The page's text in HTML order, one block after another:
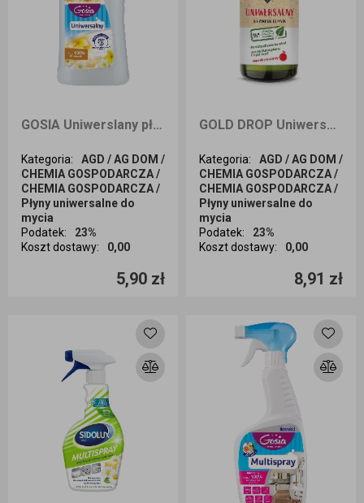
GOSIA Uniwerslany płyn do mycia powierzchni o zapachu mydła marsylskiego 1L
Kategoria:
AGD / AG DOM /
CHEMIA GOSPODARCZA /
CHEMIA GOSPODARCZA /
Płyny uniwersalne do
mycia
Podatek:
23%
Koszt dostawy: 0,00
5,90 zł
Ilość sztuk
GOLD DROP Uniwersalny płyn do czyszczenia z octem o zapachu owocowym 750ml
Kategoria:
AGD / AG DOM /
CHEMIA GOSPODARCZA /
CHEMIA GOSPODARCZA /
Płyny uniwersalne do
mycia
Podatek:
23%
Koszt dostawy: 0,00
8,91 zł
Ilość sztuk